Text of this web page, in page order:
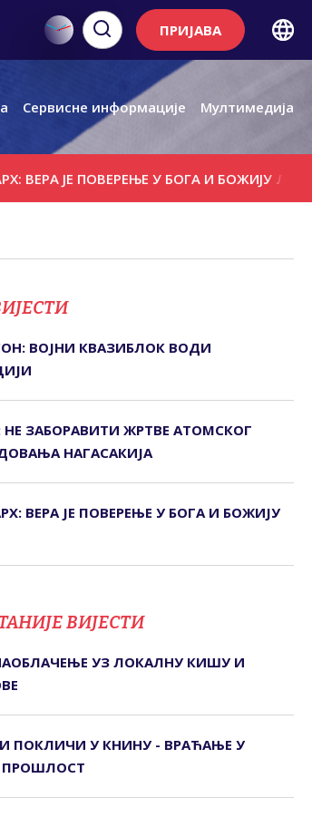
ПРИЈАВА
Сервисне информације Мултимедија
ЈЕ ПОВЕРЕЊЕ У БОГА И БОЖИЈУ ЉУБАВ
ВОЈНИ КВАЗИБЛОК ВОДИ
НЕ ЗАБОРАВИТИ ЖРТВЕ АТОМСКОГ
НАГАСАКИЈА
ВЕРА ЈЕ ПОВЕРЕЊЕ У БОГА И БОЖИЈУ
ВИЈЕСТИ
УЗ ЛОКАЛНУ КИШУ И
ПОКЛИЧИ У КНИНУ - ВРАЋАЊЕ У
ПРОШЛОСТ